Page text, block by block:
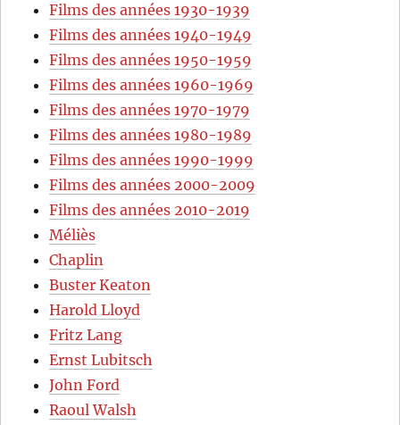
Films des années 1930-1939
Films des années 1940-1949
Films des années 1950-1959
Films des années 1960-1969
Films des années 1970-1979
Films des années 1980-1989
Films des années 1990-1999
Films des années 2000-2009
Films des années 2010-2019
Méliès
Chaplin
Buster Keaton
Harold Lloyd
Fritz Lang
Ernst Lubitsch
John Ford
Raoul Walsh